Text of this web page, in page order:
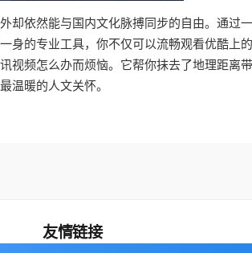
却依然能与国内文化脉搏同步的自由。通过
身的专业工具，你不仅可以流畅观看优酷上
视频怎么办而烦恼。它帮你抹去了地理距离
温暖的人文关怀。
友情链接